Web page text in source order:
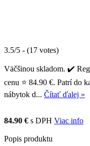
3.5/5 - (17 votes)
Väčšinou skladom. ✔️
cenu ⭐ 84.90 €. Patrí do
nábytok d... Čítať ďalej »
84.90 € s DPH Viac info
Popis produktu